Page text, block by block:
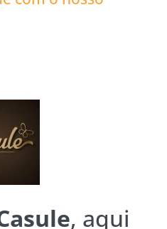
, aqui